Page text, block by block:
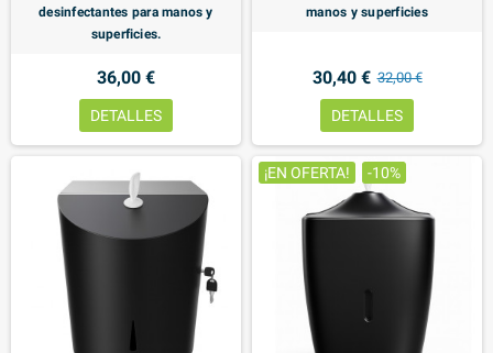
desinfectantes para manos y
superficies.
36,00 €
DETALLES
manos y superficies
30,40 € 32,00 €
DETALLES
¡EN OFERTA! -10%